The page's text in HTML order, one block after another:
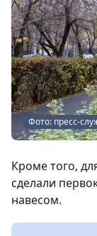
Фото: пресс-
Кроме того,
сделали
навесом.